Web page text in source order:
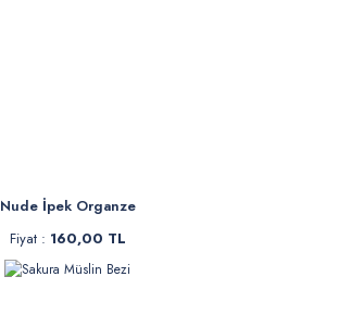
Nude İpek Organze
Fiyat : 160,00 TL